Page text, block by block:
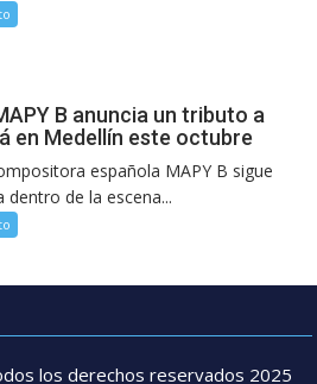
B anuncia un tributo a
en Medellín este octubre
española MAPY B sigue
de la escena...
los derechos reservados 2025